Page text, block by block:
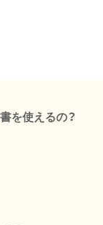
を使えるの？